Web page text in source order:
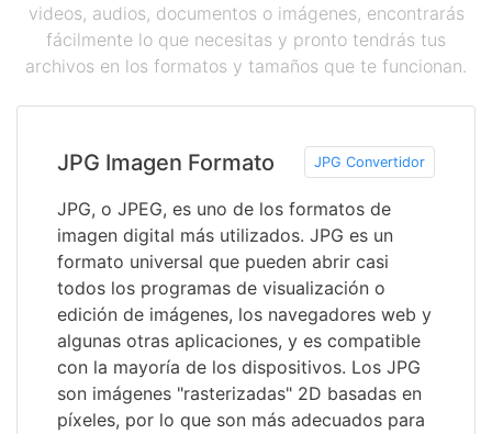
videos, audios, documentos o imágenes, encontrarás
fácilmente lo que necesitas y pronto tendrás tus
archivos en los formatos y tamaños que te funcionan.
JPG Imagen Formato JPG Convertidor
JPG, o JPEG, es uno de los formatos de
imagen digital más utilizados. JPG es un
formato universal que pueden abrir casi
todos los programas de visualización o
edición de imágenes, los navegadores web y
algunas otras aplicaciones, y es compatible
con la mayoría de los dispositivos. Los JPG
son imágenes "rasterizadas" 2D basadas en
píxeles, por lo que son más adecuados para